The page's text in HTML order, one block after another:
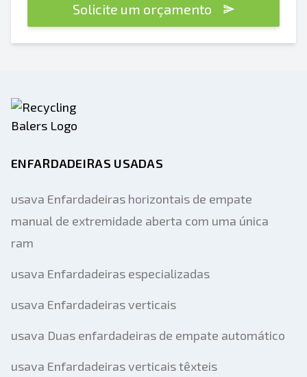
Solicite um orçamento
ENFARDADEIRAS USADAS
usava Enfardadeiras horizontais de empate
manual de extremidade aberta com uma única
ram
usava Enfardadeiras especializadas
usava Enfardadeiras verticais
usava Duas enfardadeiras de empate automático
usava Enfardadeiras verticais têxteis